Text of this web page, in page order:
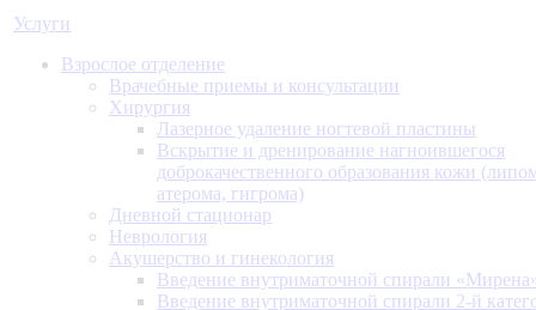
Услуги
Взрослое отделение
Врачебные приемы и консультации
Хирургия
Лазерное удаление ногтевой пластины
Вскрытие и дренирование нагноившегося
доброкачественного образования кожи
атерома, гигрома)
Дневной стационар
Неврология
Акушерство и гинекология
Введение внутриматочной спирали
Введение внутриматочной спирали 2-й